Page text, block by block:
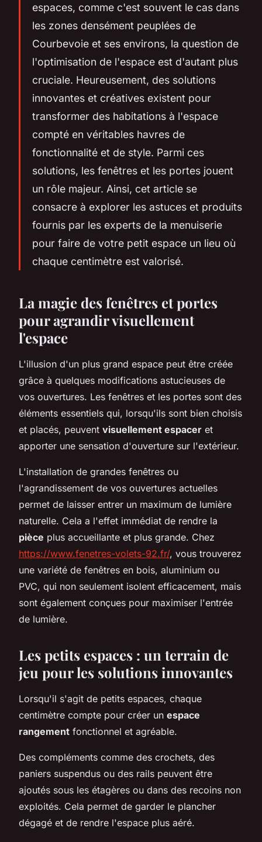
espaces, comme c'est souvent le cas dans
les zones densément peuplées de
Courbevoie et ses environs, la question de
l'optimisation de l'espace est d'autant plus
cruciale. Heureusement, des solutions
innovantes et créatives existent pour
transformer des habitations à l'espace
compté en véritables havres de
fonctionnalité et de style. Parmi ces
solutions, les fenêtres et les portes jouent
un rôle majeur. Ainsi, cet article se
consacre à explorer les astuces et produits
fournis par les experts de la menuiserie
pour faire de votre petit espace un lieu où
chaque centimètre est valorisé.
La magie des fenêtres et portes
pour agrandir visuellement
l'espace
L'illusion d'un plus grand espace peut être créée
grâce à quelques modifications astucieuses de
vos ouvertures. Les fenêtres et les portes sont des
éléments essentiels qui, lorsqu'ils sont bien choisis
et placés, peuvent visuellement espacer et
apporter une sensation d'ouverture sur l'extérieur.
L'installation de grandes fenêtres ou
l'agrandissement de vos ouvertures actuelles
permet de laisser entrer un maximum de lumière
naturelle. Cela a l'effet immédiat de rendre la
pièce plus accueillante et plus grande. Chez
https://www.fenetres-volets-92.fr/, vous trouverez
une variété de fenêtres en bois, aluminium ou
PVC, qui non seulement isolent efficacement, mais
sont également conçues pour maximiser l'entrée
de lumière.
Les petits espaces : un terrain de
jeu pour les solutions innovantes
Lorsqu'il s'agit de petits espaces, chaque
centimètre compte pour créer un espace
rangement fonctionnel et agréable.
Des compléments comme des crochets, des
paniers suspendus ou des rails peuvent être
ajoutés sous les étagères ou dans des recoins non
exploités. Cela permet de garder le plancher
dégagé et de rendre l'espace plus aéré.